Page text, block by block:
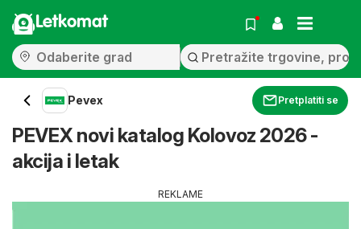
Letkomat
Pevex Pretplatiti se
PEVEX novi katalog Kolovoz 2026 -
akcija i letak
REKLAME